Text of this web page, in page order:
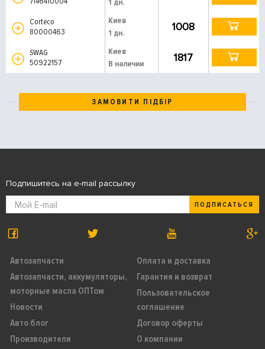
1 дн.
Corteco
80000463
Киев
1 дн.
1008
SWAG
50922157
Киев
В наличии
1817
ЗАМОВИТИ ПІДБІР
Автозапчасти
Автозапчасти, аккумуляторы,
моторные масла ОПТом
Новости
Авто блог
Производители
Оплата и доставка
Гарантия и возврат
Пользовательское
соглашение
Договор оферты
О компании
Подпишитесь на e-mail рассылку
ПОДПИСАТЬСЯ